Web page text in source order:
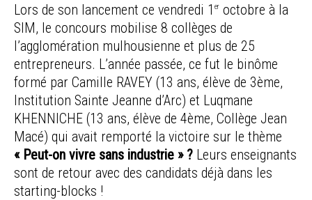
Lors de son lancement ce vendredi 1er octobre à la
SIM, le concours mobilise 8 collèges de
l’agglomération mulhousienne et plus de 25
entrepreneurs. L’année passée, ce fut le binôme
formé par Camille RAVEY (13 ans, élève de 3ème,
Institution Sainte Jeanne d’Arc) et Luqmane
KHENNICHE (13 ans, élève de 4ème, Collège Jean
Macé) qui avait remporté la victoire sur le thème
« Peut-on vivre sans industrie » ? Leurs enseignants
sont de retour avec des candidats déjà dans les
starting-blocks !